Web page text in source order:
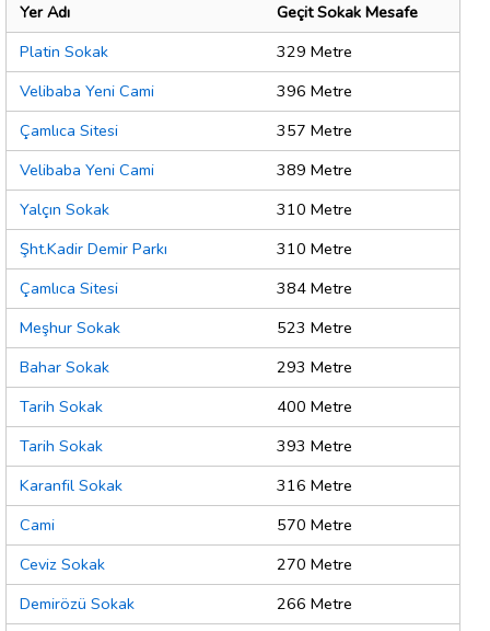
Yer Adı
Geçit Sokak Mesafe
Platin Sokak
329 Metre
Velibaba Yeni Cami
396 Metre
Çamlıca Sitesi
357 Metre
Velibaba Yeni Cami
389 Metre
Yalçın Sokak
310 Metre
Şht.Kadir Demir Parkı
310 Metre
Çamlıca Sitesi
384 Metre
Meşhur Sokak
523 Metre
Bahar Sokak
293 Metre
Tarih Sokak
400 Metre
Tarih Sokak
393 Metre
Karanfil Sokak
316 Metre
Cami
570 Metre
Ceviz Sokak
270 Metre
Demirözü Sokak
266 Metre